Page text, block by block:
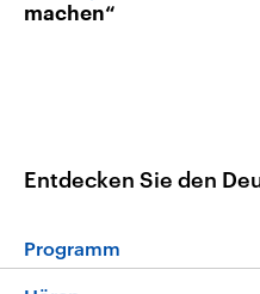
machen“
Entdecken Sie den
Programm
Programm